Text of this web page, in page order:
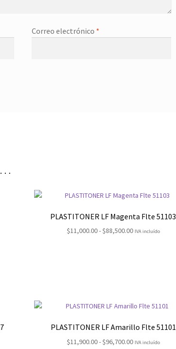
Correo electrónico *
PLASTITONER LF Magenta Flte 51103
$11,000.00-$88,500.00Rango
IVA incluído
PLASTITONER LF Amarillo Flte 51101
$11,900.00-$96,700.00Rango
IVA incluído